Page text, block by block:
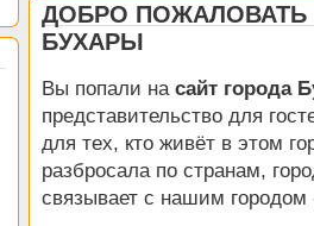
ДОБРО ПОЖАЛОВАТЬ
БУХАРЫ
Вы попали на сайт города
представительство для
для тех, кто живёт в этом
разбросала по странам,
связывает с нашим